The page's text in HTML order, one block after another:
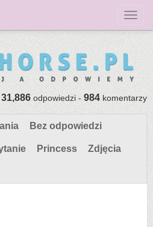
31,886odpowiedzi -984komentarzy
Bez odpowiedzi
Princess Zdjęcia